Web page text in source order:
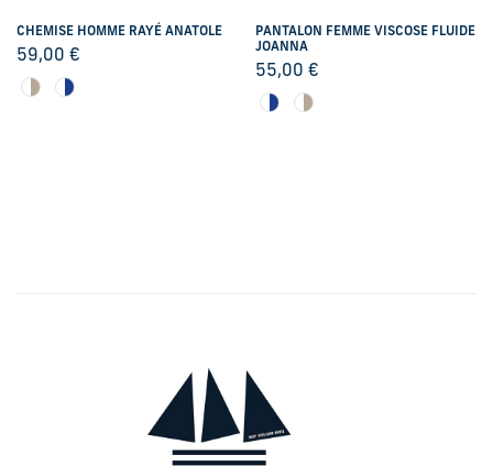
CHEMISE HOMME RAYÉ ANATOLE
59,00 €
PANTALON FEMME VISCOSE FLUIDE
JOANNA
55,00 €